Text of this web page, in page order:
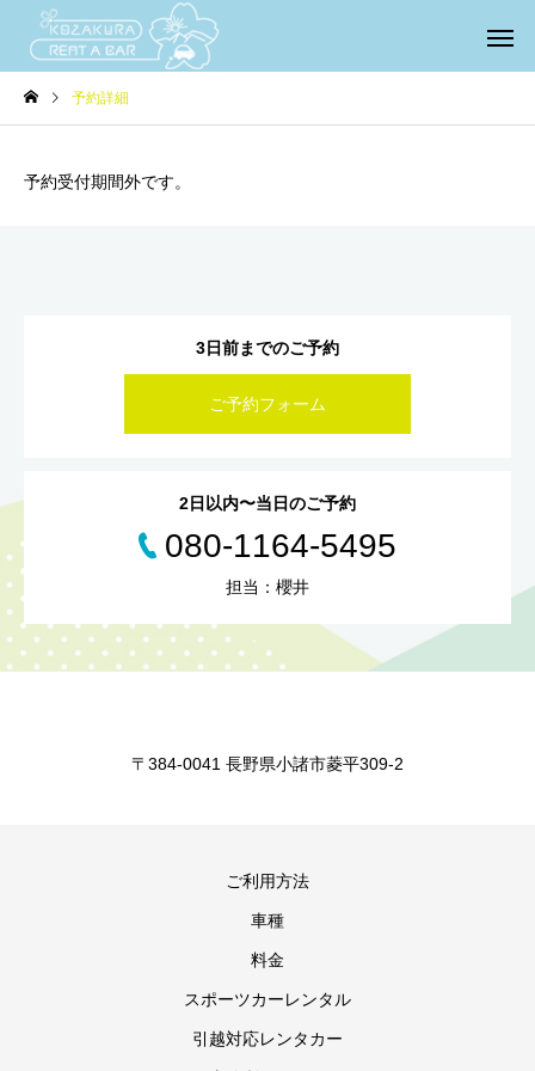
予約詳細
予約受付期間外です。
3日前までのご予約
ご予約フォーム
2日以内〜当日のご予約
080-1164-5495
担当：櫻井
〒384-0041 長野県小諸市菱平309-2
ご利用方法
車種
料金
スポーツカーレンタル
引越対応レンタカー